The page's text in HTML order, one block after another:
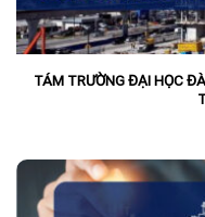
TÁM TRƯỜNG ĐẠI HỌC